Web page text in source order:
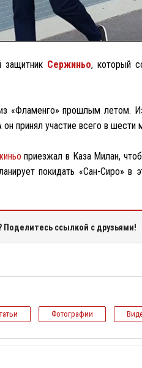
защитник Сержиньо, который
«Фламенго» прошлым летом.
принял участие всего в шести
приезжал в Каза Милан,
покидать «Сан-Сиро» в
Поделитесь ссылкой с друзьями!
Фотографии